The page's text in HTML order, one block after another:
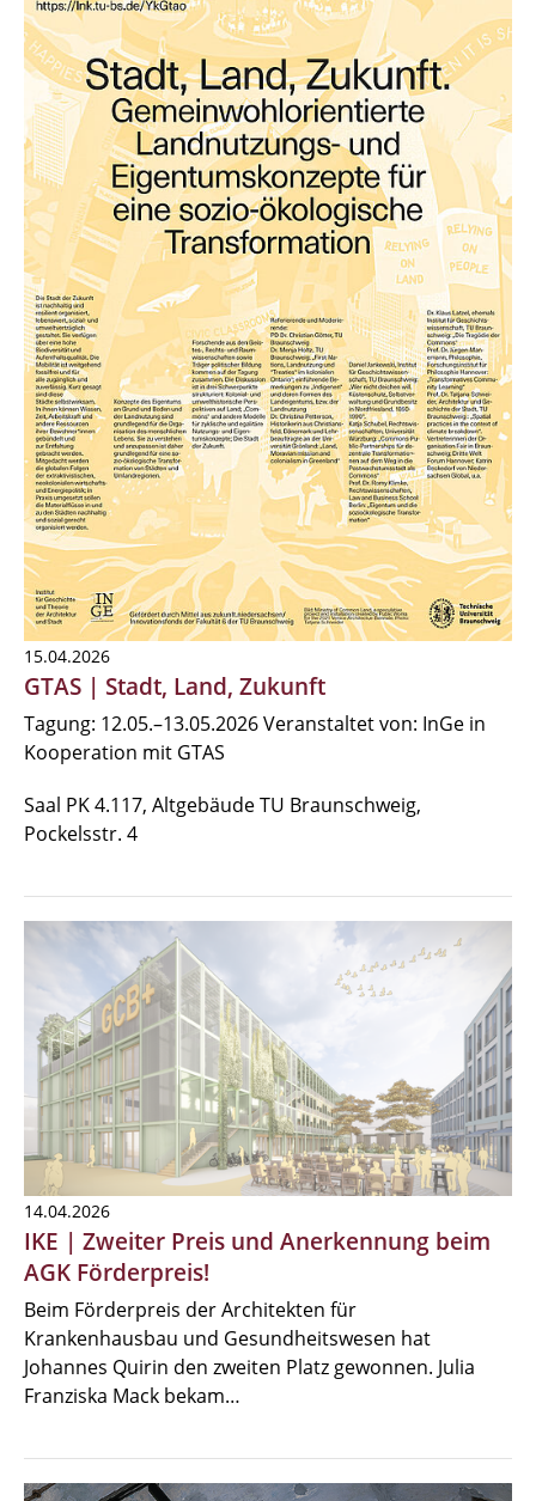
15.04.2026
GTAS | Stadt, Land, Zukunft
Tagung: 12.05.–13.05.2026 Veranstaltet von: InGe in
Kooperation mit GTAS
Saal PK 4.117, Altgebäude TU Braunschweig,
Pockelsstr. 4
14.04.2026
IKE | Zweiter Preis und Anerkennung beim
AGK Förderpreis!
Beim Förderpreis der Architekten für
Krankenhausbau und Gesundheitswesen hat
Johannes Quirin den zweiten Platz gewonnen. Julia
Franziska Mack bekam…